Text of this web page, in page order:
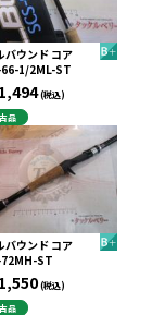
バウンド コア
1/2ML-ST
(税込)
品
バウンド コア
72MH-ST
(税込)
品